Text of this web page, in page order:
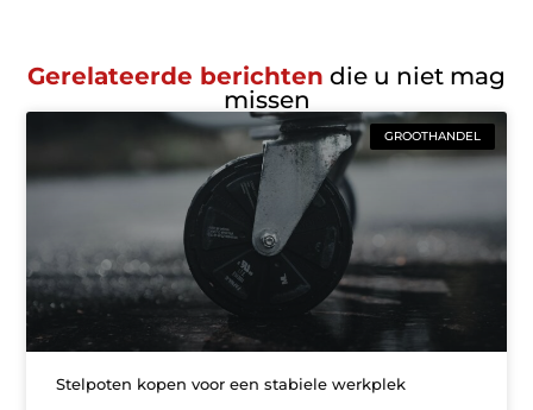
Gerelateerde berichten die u niet mag
missen
GROOTHANDEL
Stelpoten kopen voor een stabiele werkplek